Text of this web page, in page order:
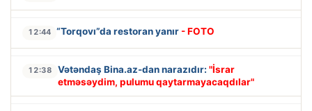
12:44 “Torqovı”da restoran yanır - FOTO
12:38 Vətəndaş Bina.az-dan narazıdır: "İsrar
etməsəydim, pulumu qaytarmayacaqdılar"